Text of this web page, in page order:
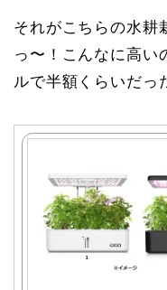
それがこちらの水耕
っ〜！こんなに高い
ルで半額くらいだっ